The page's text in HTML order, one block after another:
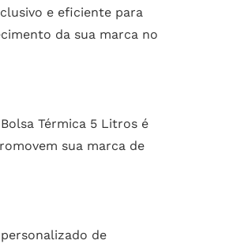
e eficiente para
da sua marca no
Térmica 5 Litros é
sua marca de
de